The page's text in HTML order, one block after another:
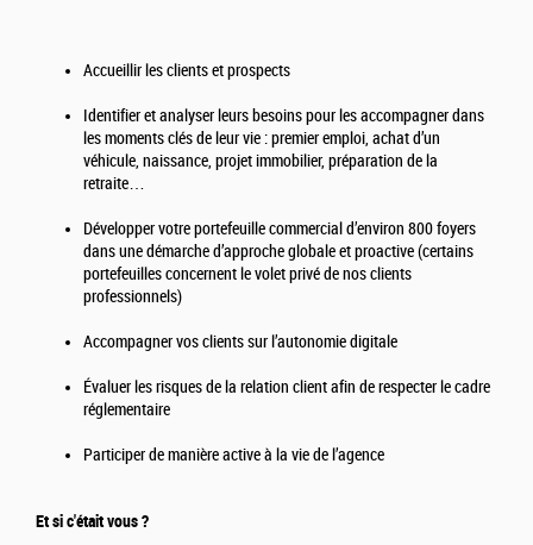
Accueillir les clients et prospects
Identifier et analyser leurs besoins pour les accompagner dans
les moments clés de leur vie : premier emploi, achat d’un
véhicule, naissance, projet immobilier, préparation de la
retraite…
Développer votre portefeuille commercial d’environ 800 foyers
dans une démarche d’approche globale et proactive (certains
portefeuilles concernent le volet privé de nos clients
professionnels)
Accompagner vos clients sur l’autonomie digitale
Évaluer les risques de la relation client afin de respecter le cadre
réglementaire
Participer de manière active à la vie de l’agence
Et si c'était vous ?